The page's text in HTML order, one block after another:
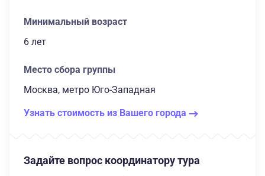
Минимальный возраст
6 лет
Место сбора группы
Москва, метро Юго-Западная
Узнать стоимость из Вашего города
Задайте вопрос координатору тура